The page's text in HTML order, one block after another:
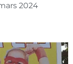
2024